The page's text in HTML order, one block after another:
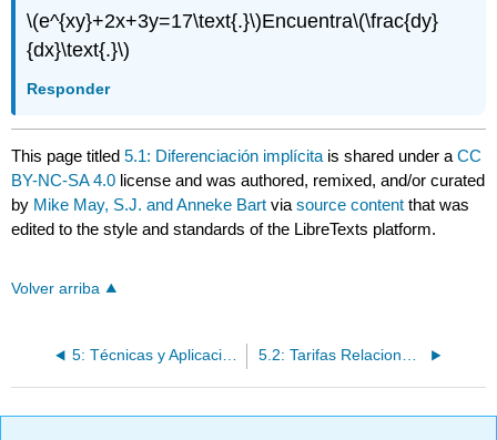
\(e^{xy}+2x+3y=17\text{.}\)Encuentra\(\frac{dy}
{dx}\text{.}\)
Responder
This page titled5.1: Diferenciación implícita is shared under aCC
BY-NC-SA 4.0 license and was authored, remixed, and/or curated
by Mike May, S.J. and Anneke Bart viasource content that was
edited to the style and standards of the LibreTexts platform.
Volver arriba
5: Técnicas y Aplicaciones de Diferenciación